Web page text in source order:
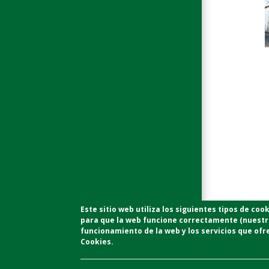
Enlaces de Interés
Este sitio web utiliza los siguientes tipos de
para que la web funcione correctamente
funcionamiento de la web y los servicios que
Cookies.